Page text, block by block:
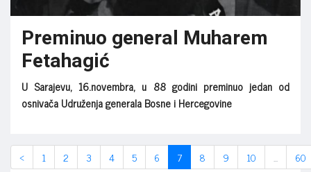
Preminuo general Muharem
Fetahagić
U Sarajevu, 16.novembra, u 88 godini preminuo jedan od
osnivača Udruženja generala Bosne i Hercegovine
‹ 1 2 3 4 5 6 7 8 9 10 ... 60